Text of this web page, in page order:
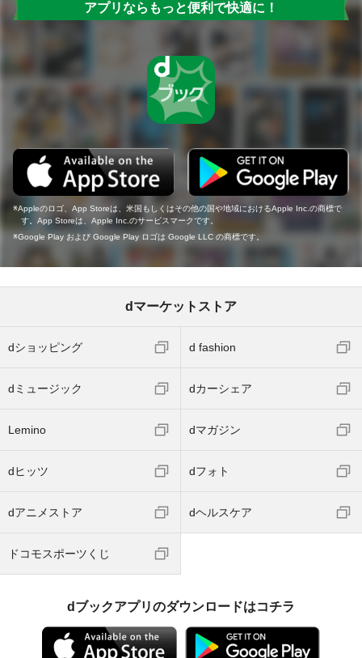
アプリならもっと便利で快適に！
Appleのロゴ、App Storeは、米国もしくはその他の国や地域におけるApple Inc.の商標で
す。App Storeは、Apple Inc.のサービスマークです。
Google Play および Google Play ロゴは Google LLC の商標です。
dマーケットストア
dショッピング d fashion
dミュージック dカーシェア
Lemino dマガジン
dヒッツ dフォト
dアニメストア dヘルスケア
ドコモスポーツくじ
dブックアプリのダウンロードはコチラ